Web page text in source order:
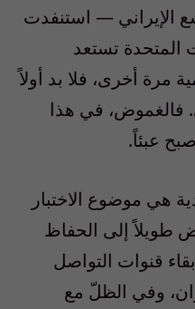
الإيراني — استنفدت
المتحدة تستعد
مرة أخرى، فلا بد أولاً
فالغموض، في هذا
عبئاً.
هي موضوع الاختبار
طويلاً إلى الحفاظ
قنوات التواصل
وفي الظلّ مع